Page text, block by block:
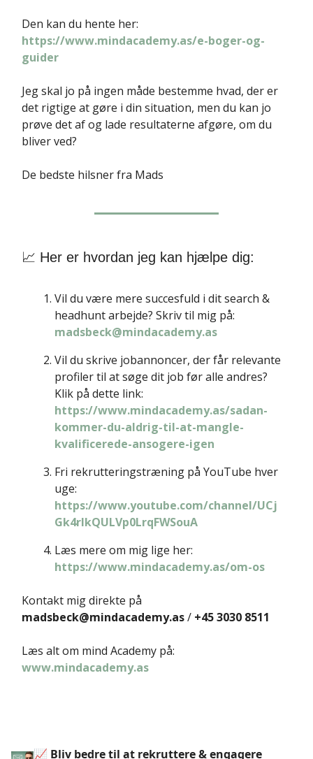
Den kan du hente her:
https://www.mindacademy.as/e-boger-og-
guider
Jeg skal jo på ingen måde bestemme hvad, der er
det rigtige at gøre i din situation, men du kan jo
prøve det af og lade resultaterne afgøre, om du
bliver ved?
De bedste hilsner fra Mads
📈 Her er hvordan jeg kan hjælpe dig:
Vil du være mere succesfuld i dit search &
headhunt arbejde? Skriv til mig på:
madsbeck@mindacademy.as
Vil du skrive jobannoncer, der får relevante
profiler til at søge dit job før alle andres?
Klik på dette link:
https://www.mindacademy.as/sadan-
kommer-du-aldrig-til-at-mangle-
kvalificerede-ansogere-igen
Fri rekrutteringstræning på YouTube hver
uge:
https://www.youtube.com/channel/UCj
Gk4rIkQULVp0LrqFWSouA
Læs mere om mig lige her:
https://www.mindacademy.as/om-os
Kontakt mig direkte på
madsbeck@mindacademy.as/ +45 3030 8511
Læs alt om mind Academy på:
www.mindacademy.as
📈 Bliv bedre til at rekruttere & engagere